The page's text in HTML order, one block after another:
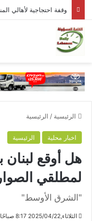
وقفة احتجاجية لأهالي
الرئيسية / الرئيسية
اخبار محلية الرئيسية
هل أوقع لبنان
لمطلقي
"الشرق الأوسط"
الثلاثاء,2025/04/22 8:17 صباحًا